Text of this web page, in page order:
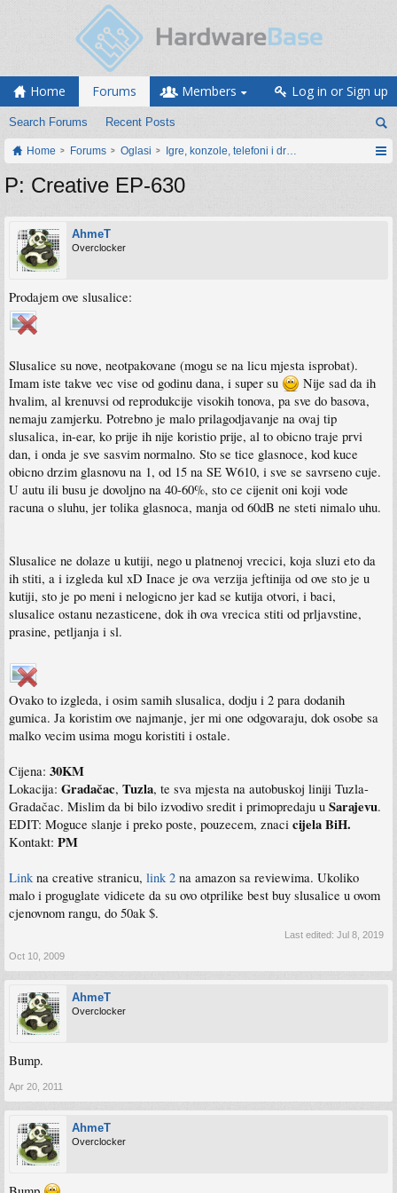
Home Forums
Search Forums Recent Posts
Members Log in or Sign up
Home Forums Oglasi Igre, konzole, telefoni i drugi gadgeti
P: Creative EP-630
AhmeT
Overclocker
Prodajem ove slusalice:
Slusalice su nove, neotpakovane (mogu se na licu mjesta isprobat).
Imam iste takve vec vise od godinu dana, i super su
Nije sad da ih
hvalim, al krenuvsi od reprodukcije visokih tonova, pa sve do basova,
nemaju zamjerku. Potrebno je malo prilagodjavanje na ovaj tip
slusalica, in-ear, ko prije ih nije koristio prije, al to obicno traje prvi
dan, i onda je sve sasvim normalno. Sto se tice glasnoce, kod kuce
obicno drzim glasnovu na 1, od 15 na SE W610, i sve se savrseno cuje.
U autu ili busu je dovoljno na 40-60%, sto ce cijenit oni koji vode
racuna o sluhu, jer tolika glasnoca, manja od 60dB ne steti nimalo uhu.
Slusalice ne dolaze u kutiji, nego u platnenoj vrecici, koja sluzi eto da
ih stiti, a i izgleda kul xD Inace je ova verzija jeftinija od ove sto je u
kutiji, sto je po meni i nelogicno jer kad se kutija otvori, i baci,
slusalice ostanu nezasticene, dok ih ova vrecica stiti od prljavstine,
prasine, petljanja i sl.
Ovako to izgleda, i osim samih slusalica, dodju i 2 para dodanih
gumica. Ja koristim ove najmanje, jer mi one odgovaraju, dok osobe sa
malko vecim usima mogu koristiti i ostale.
Cijena: 30KM
Lokacija: Gradačac, Tuzla, te sva mjesta na autobuskoj liniji Tuzla-
Gradačac. Mislim da bi bilo izvodivo sredit i primopredaju u Sarajevu.
EDIT: Moguce slanje i preko poste, pouzecem, znaci cijela BiH.
Kontakt: PM
Linkna creative stranicu, link 2 na amazon sa reviewima. Ukoliko
malo i proguglate vidicete da su ovo otprilike best buy slusalice u ovom
cjenovnom rangu, do 50ak $.
Last edited: Jul 8, 2019
Oct 10, 2009
AhmeT
Overclocker
Bump.
Apr 20, 2011
AhmeT
Overclocker